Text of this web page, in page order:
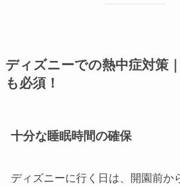
ディズニーでの熱中症対策
も必須！
十分な睡眠時間の確保
ディズニーに行く日は、開園前か